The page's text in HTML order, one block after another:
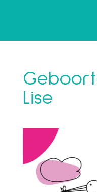
Lise